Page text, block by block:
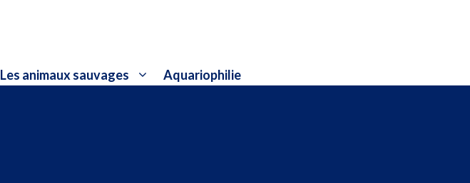
Les animaux sauvages Aquariophilie